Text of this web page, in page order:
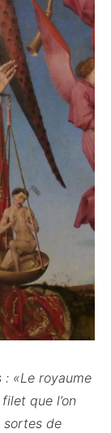
«Le royaume
que l’on
sortes de